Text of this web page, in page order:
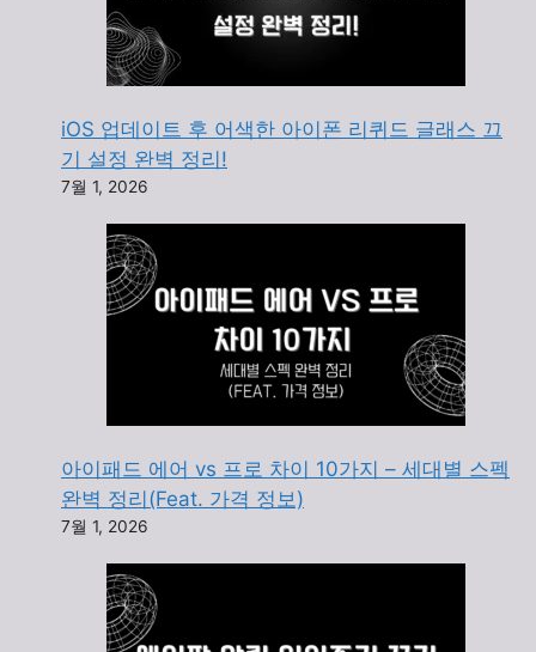
iOS 업데이트 후 어색한 아이폰 리퀴드 글래스 끄
기 설정 완벽 정리!
7월 1, 2026
아이패드 에어 vs 프로 차이 10가지 – 세대별 스펙
완벽 정리(Feat. 가격 정보)
7월 1, 2026